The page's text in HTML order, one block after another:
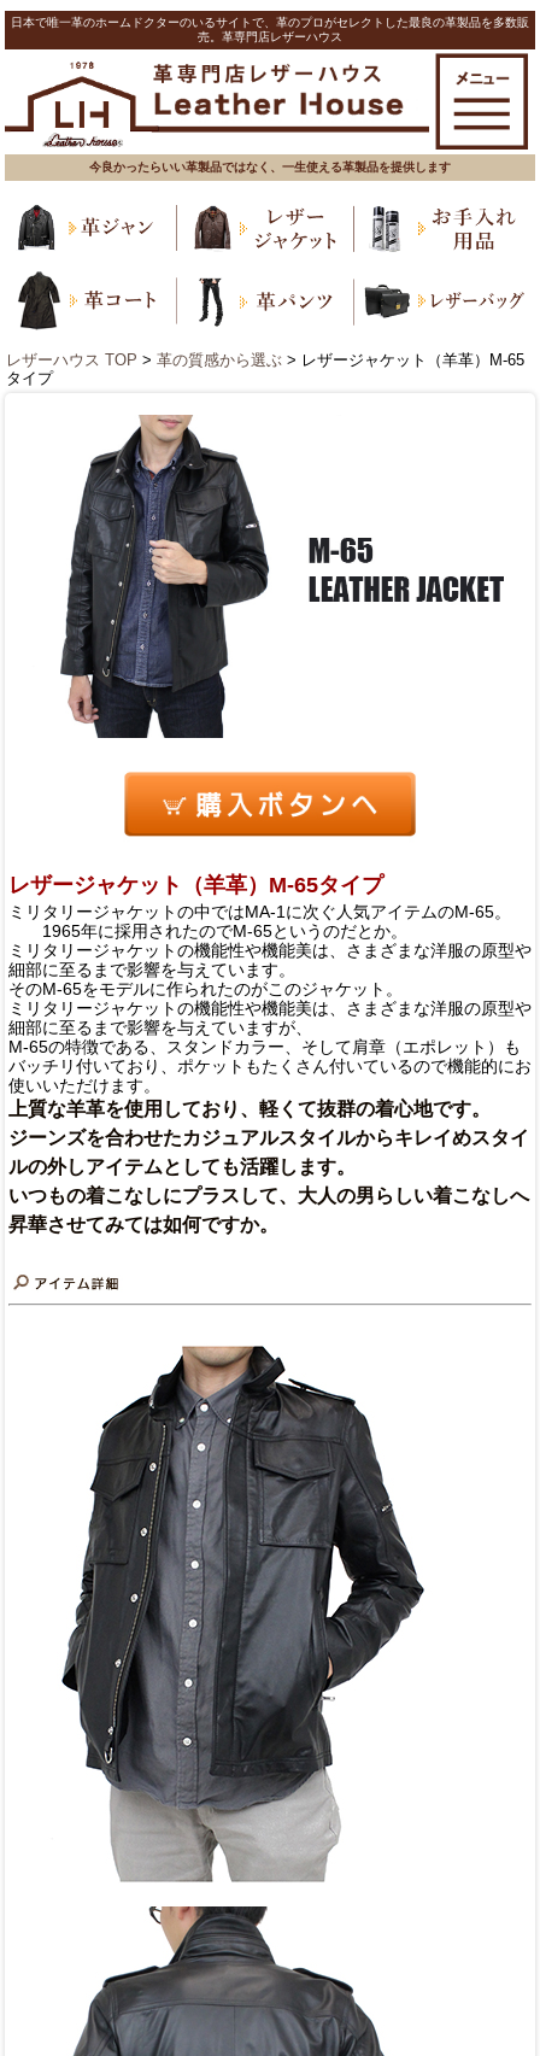
日本で唯一革のホームドクターのいるサイトで、革のプロがセレクトした最良の革製品を多数販
売。革専門店レザーハウス
今良かったらいい革製品ではなく、一生使える革製品を提供します
レザーハウス TOP > 革の質感から選ぶ > レザージャケット（羊革）M-65
タイプ
レザージャケット（羊革）M-65タイプ
ミリタリージャケットの中ではMA-1に次ぐ人気アイテムのM-65。
1965年に採用されたのでM-65というのだとか。
ミリタリージャケットの機能性や機能美は、さまざまな洋服の原型や
細部に至るまで影響を与えています。
そのM-65をモデルに作られたのがこのジャケット。
ミリタリージャケットの機能性や機能美は、さまざまな洋服の原型や
細部に至るまで影響を与えていますが、
M-65の特徴である、スタンドカラー、そして肩章（エポレット）も
バッチリ付いており、ポケットもたくさん付いているので機能的にお
使いいただけます。
上質な羊革を使用しており、軽くて抜群の着心地です。
ジーンズを合わせたカジュアルスタイルからキレイめスタイ
ルの外しアイテムとしても活躍します。
いつもの着こなしにプラスして、大人の男らしい着こなしへ
昇華させてみては如何ですか。